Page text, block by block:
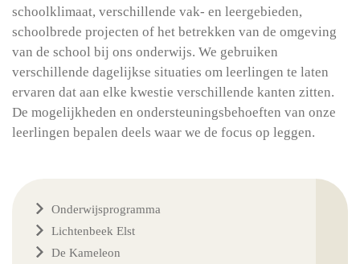
schoolklimaat, verschillende vak- en leergebieden,
schoolbrede projecten of het betrekken van de omgeving
van de school bij ons onderwijs. We gebruiken
verschillende dagelijkse situaties om leerlingen te laten
ervaren dat aan elke kwestie verschillende kanten zitten.
De mogelijkheden en ondersteuningsbehoeften van onze
leerlingen bepalen deels waar we de focus op leggen.
Onderwijsprogramma
Lichtenbeek Elst
De Kameleon